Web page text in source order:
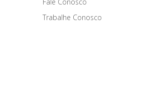
Fale Conosco
Trabalhe Conosco